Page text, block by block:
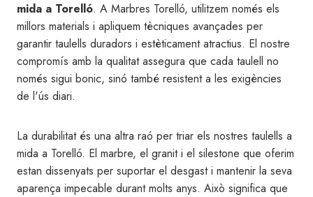
mida a Torelló. A Marbres Torelló, utilitzem només els
millors materials i apliquem tècniques avançades per
garantir taulells duradors i estèticament atractius. El nostre
compromís amb la qualitat assegura que cada taulell no
només sigui bonic, sinó també resistent a les exigències
de l'ús diari.
La durabilitat és una altra raó per triar els nostres taulells a
mida a Torelló. El marbre, el granit i el silestone que oferim
estan dissenyats per suportar el desgast i mantenir la seva
aparença impecable durant molts anys. Això significa que